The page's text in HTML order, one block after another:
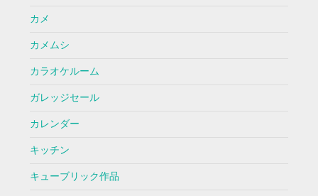
カメ
カメムシ
カラオケルーム
ガレッジセール
カレンダー
キッチン
キューブリック作品